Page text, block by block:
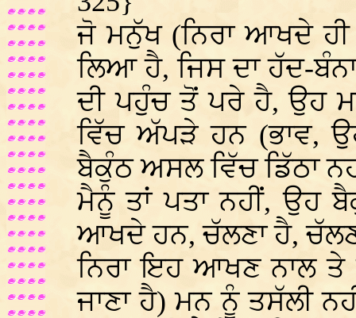
ਜੋ ਮਨੁੱਖ (ਨਿਰਾ ਆਖਦੇ
ਲਿਆ ਹੈ, ਜਿਸ ਦਾ ਹੱਦ-
ਦੀ ਪਹੁੰਚ ਤੋਂ ਪਰੇ ਹੈ, ਉਹ
ਵਿੱਚ ਅੱਪੜੇ ਹਨ (ਭਾਵ,
ਬੈਕੁੰਠ ਅਸਲ ਵਿੱਚ ਡਿੱਠਾ
ਮੈਨੂੰ ਤਾਂ ਪਤਾ ਨਹੀਂ, ਉਹ
ਆਖਦੇ ਹਨ, ਚੱਲਣਾ ਹੈ,
ਨਿਰਾ ਇਹ ਆਖਣ ਨਾਲ ਤੇ
ਜਾਣਾ ਹੈ) ਮਨ ਨੂੰ ਤਸੱਲੀ